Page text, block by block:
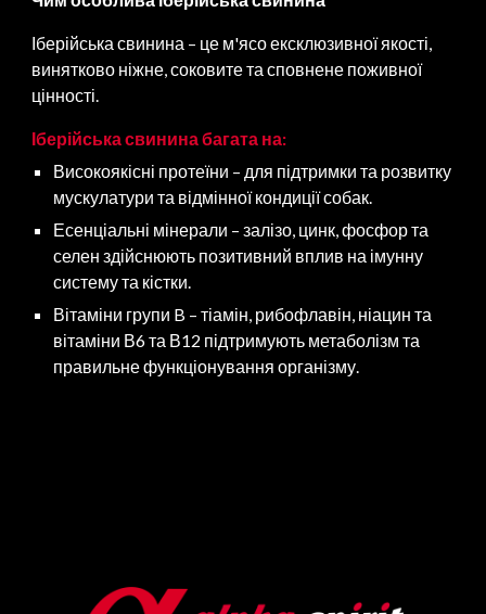
Іберійська свинина – це м'ясо ексклюзивної якості,
винятково ніжне, соковите та сповнене поживної
цінності.
Іберійська свинина багата на:
Високоякісні протеїни – для підтримки та розвитку
мускулатури та відмінної кондиції собак.
Есенціальні мінерали – залізо, цинк, фосфор та
селен здійснюють позитивний вплив на імунну
систему та кістки.
Вітаміни групи B – тіамін, рибофлавін, ніацин та
вітаміни В6 та В12 підтримують метаболізм та
правильне функціонування організму.